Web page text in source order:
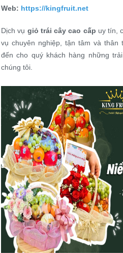
Web: https://kingfruit.net
Dịch vụ giỏ trái cây cao cấp uy tín,
vụ chuyên nghiệp, tận tâm và thân
đến cho quý khách hàng những
chúng tôi.